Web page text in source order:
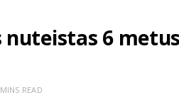
nuteistas 6
READ